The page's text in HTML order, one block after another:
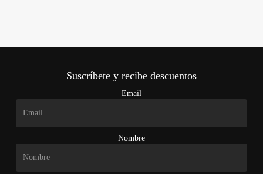
Suscríbete y recibe descuentos
Email
Nombre